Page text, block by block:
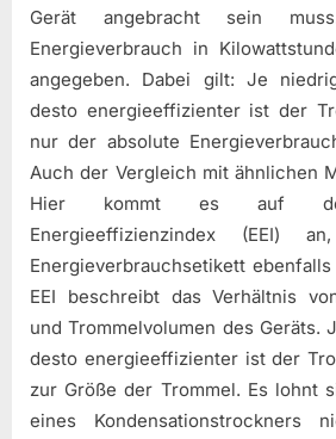
Gerät angebracht sein
Energieverbrauch in
angegeben. Dabei gilt: Je
desto energieeffizienter ist der
nur der absolute
Auch der Vergleich mit ähnlichen
Hier kommt es auf den
Energieeffizienzindex (EEI)
Energieverbrauchsetikett
EEI beschreibt das Verhältnis
und Trommelvolumen des Geräts.
desto energieeffizienter ist der
zur Größe der Trommel. Es lohnt
eines